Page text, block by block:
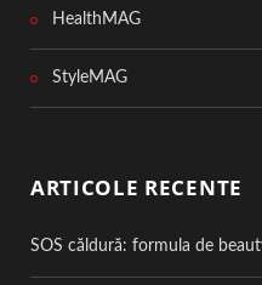
HealthMAG
StyleMAG
ARTICOLE RECENTE
SOS căldură: formula de